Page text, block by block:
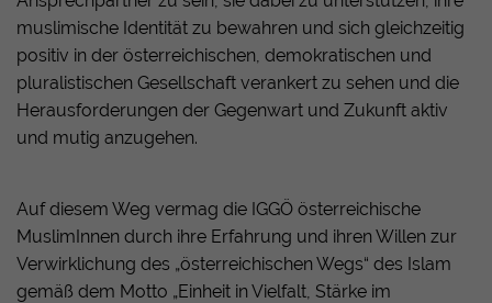
muslimische Identität zu bewahren und sich gleichzeitig
positiv in der österreichischen, demokratischen und
pluralistischen Gesellschaft verankert zu sehen und die
Herausforderungen der Gegenwart und Zukunft aktiv
und mutig anzugehen.
Auf diesem Weg vermag die IGGÖ österreichische
MuslimInnen durch ihre Erfahrung und ihren Willen zur
Verwirklichung des „österreichischen Wegs“ des Islam
gemäß dem Motto „Einheit in Vielfalt, Stärke im
Zweck
Eindeutige ID, die die Sitzung des
Benutzers identifiziert.
Laufzeit 2 Jahre
Zweck
dazu, wie der Besucher die Website nutzt,
zu generieren.
Name _gat
Anbieter Google Universal Analytics
Besucher all unserer Websites nachzuverfolgen.
Sie können dazu verwendet werden, ein Profil des
Such- und/oder Navigationsverlaufs jedes
Besuchers zu erstellen. Es können identifizierbare
oder eindeutige Daten gesammelt werden.
Name YSC
Anbieter YouTube
Cookie-Informationen anzeigen